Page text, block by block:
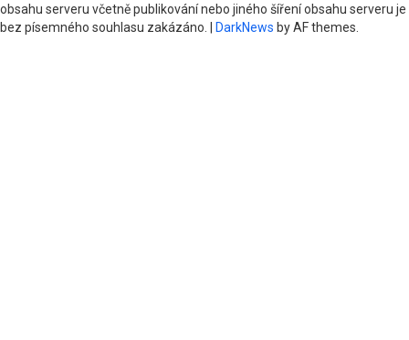
obsahu serveru včetně publikování nebo jiného šíření obsahu serveru je
bez písemného souhlasu zakázáno.
DarkNews by AF themes.